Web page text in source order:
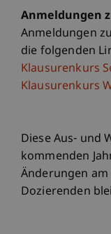
Anmeldungen
Anmeldungen
die folgenden
Klausurenkurs
Klausurenkurs
Diese Aus- und
kommenden
Änderungen
Dozierenden